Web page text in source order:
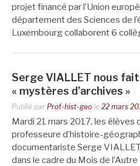
projet financé par l’Union
département des Sciences de
Luxembourg collaborent 6
Serge VIALLET nous
« mystères d’archives »
Publié par Prof-hist-geo le 22 mars
Mardi 21 mars 2017, les élèves
professeure d’histoire-
documentariste Serge
dans le cadre du Mois de